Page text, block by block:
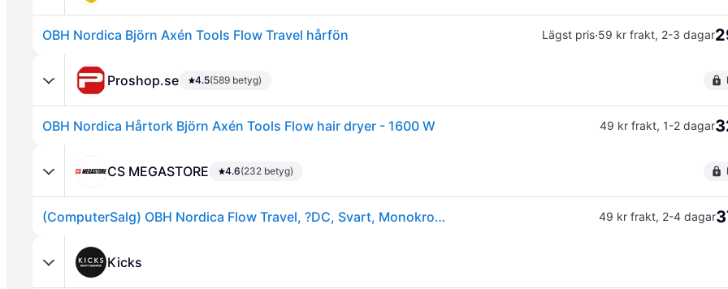
OBH Nordica Björn Axén Tools Flow Travel hårfön Lägst pris·59 kr frakt, 2-3 dagar
Proshop.se 4.5(589 betyg)
OBH Nordica Hårtork Björn Axén Tools Flow hair dryer - 1600 W 49 kr frakt, 1-2 dagar
CS MEGASTORE 4.6(232 betyg)
(ComputerSalg) OBH Nordica Flow Travel, ?DC, Svart, Monokromatiskt, 2,8 m, 1200 W, 1600 W 49 kr frakt, 2-4 dagar
Kicks